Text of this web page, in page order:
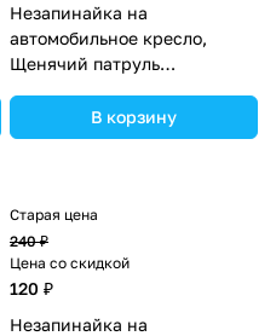
Незапинайка на
автомобильное кресло,
Щенячий патруль
В корзину
Старая цена
240 ₽
Цена со скидкой
120 ₽
Незапинайка на